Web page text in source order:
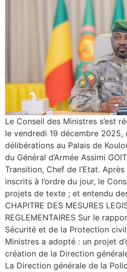
Le Conseil des Ministres s’est
le vendredi 19 décembre 2025,
délibérations au Palais de
du Général d’Armée Assimi
Transition, Chef de l’Etat.
inscrits à l’ordre du jour, le
projets de texte ; et entendu
CHAPITRE DES MESURES
REGLEMENTAIRES Sur le
Sécurité et de la Protection
Ministres a adopté : un projet
création de la Direction
La Direction générale de la